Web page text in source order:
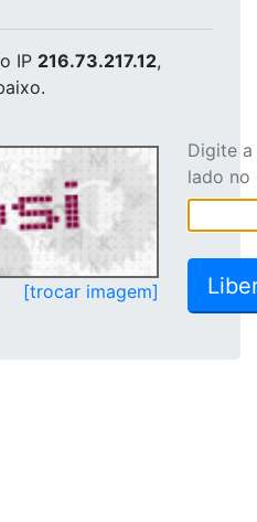
IP 216.73.217.12,
[trocar imagem]
Digite
lado no